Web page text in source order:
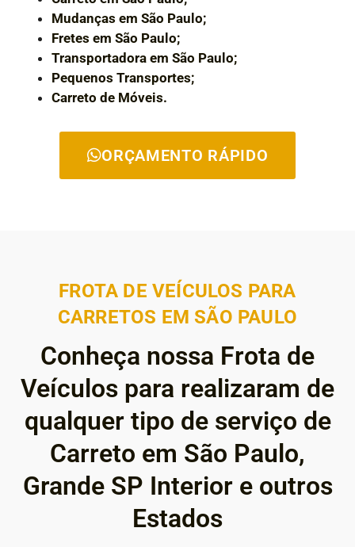
Mudanças em São Paulo;
Fretes em São Paulo;
Transportadora em São Paulo;
Pequenos Transportes;
Carreto de Móveis.
ORÇAMENTO RÁPIDO
FROTA DE VEÍCULOS PARA
CARRETOS EM SÃO PAULO
Conheça nossa Frota de
Veículos para realizaram de
qualquer tipo de serviço de
Carreto em São Paulo,
Grande SP Interior e outros
Estados